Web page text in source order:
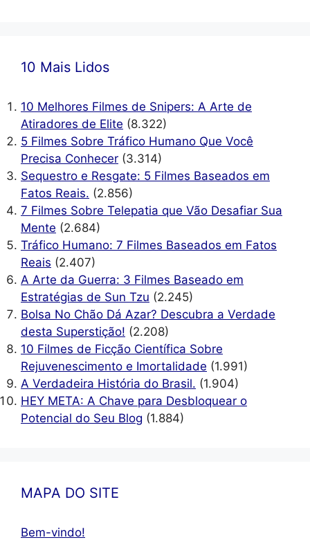
10 Mais Lidos
10 Melhores Filmes de Snipers: A Arte de
Atiradores de Elite (8.322)
5 Filmes Sobre Tráfico Humano Que Você
Precisa Conhecer (3.314)
Sequestro e Resgate: 5 Filmes Baseados em
Fatos Reais. (2.856)
7 Filmes Sobre Telepatia que Vão Desafiar Sua
Mente (2.684)
Tráfico Humano: 7 Filmes Baseados em Fatos
Reais (2.407)
A Arte da Guerra: 3 Filmes Baseado em
Estratégias de Sun Tzu (2.245)
Bolsa No Chão Dá Azar? Descubra a Verdade
desta Superstição! (2.208)
10 Filmes de Ficção Científica Sobre
Rejuvenescimento e Imortalidade (1.991)
A Verdadeira História do Brasil. (1.904)
HEY META: A Chave para Desbloquear o
Potencial do Seu Blog (1.884)
MAPA DO SITE
Bem-vindo!